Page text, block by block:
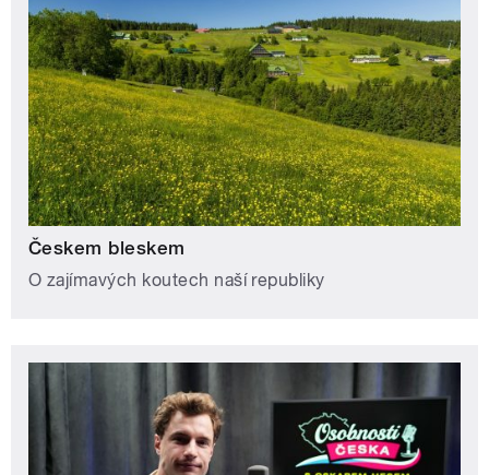
Českem bleskem
O zajímavých koutech naší republiky